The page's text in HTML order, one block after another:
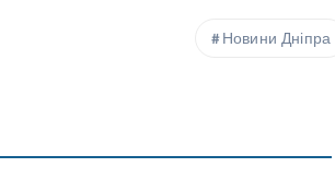
Новини Дніпра